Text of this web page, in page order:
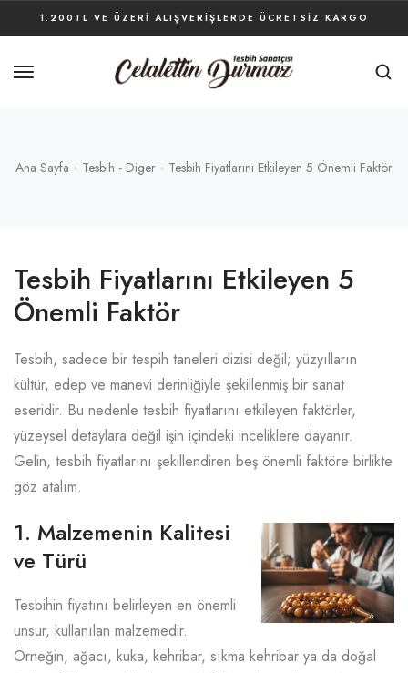
1.200TL VE ÜZERI ALIŞVERIŞLERDE ÜCRETSIZ KARGO
Ana Sayfa Tesbih - Diger Tesbih Fiyatlarını Etkileyen 5 Önemli Faktör
Tesbih Fiyatlarını Etkileyen 5
Önemli Faktör
Tesbih, sadece bir tespih taneleri dizisi değil; yüzyılların
kültür, edep ve manevi derinliğiyle şekillenmiş bir sanat
eseridir. Bu nedenle tesbih fiyatlarını etkileyen faktörler,
yüzeysel detaylara değil işin içindeki inceliklere dayanır.
Gelin, tesbih fiyatlarını şekillendiren beş önemli faktöre birlikte
göz atalım.
1. Malzemenin Kalitesi
ve Türü
Tesbihin fiyatını belirleyen en önemli
unsur, kullanılan malzemedir.
Örneğin, ağacı, kuka, kehribar, sıkma kehribar ya da doğal